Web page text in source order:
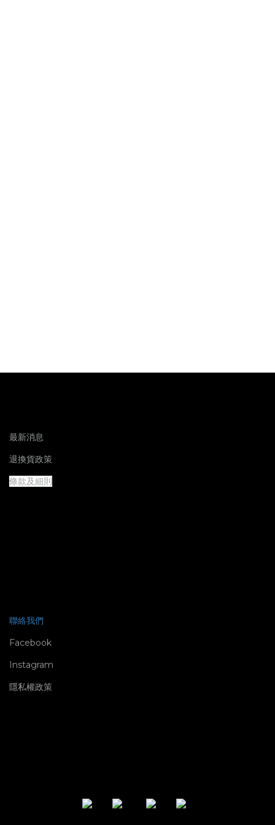
最新消息
退換貨政策
條款及細則
聯絡我們
Facebook
Instagram
隱私權政策